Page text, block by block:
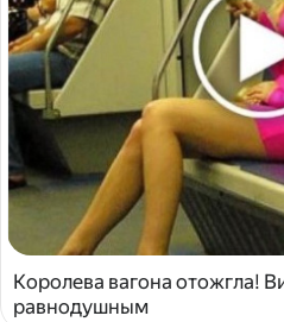
Королева вагона отожгла!
равнодушным